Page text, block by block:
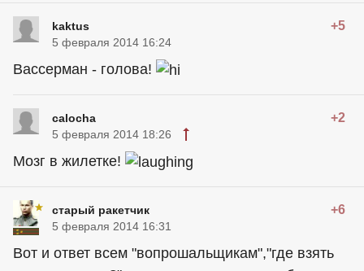
kaktus +5
5 февраля 2014 16:24
Вассерман - голова!
calocha +2
5 февраля 2014 18:26
Мозг в жилетке!
старый ракетчик +6
5 февраля 2014 16:31
Вот и ответ всем "вопрошальщикам","где взять